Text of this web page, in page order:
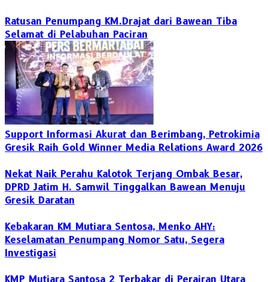
Ratusan Penumpang KM.Drajat dari Bawean Tiba
Selamat di Pelabuhan Paciran
Support Informasi Akurat dan Berimbang, Petrokimia
Gresik Raih Gold Winner Media Relations Award 2026
Nekat Naik Perahu Kalotok Terjang Ombak Besar,
DPRD Jatim H. Samwil Tinggalkan Bawean Menuju
Gresik Daratan
Kebakaran KM Mutiara Sentosa, Menko AHY:
Keselamatan Penumpang Nomor Satu, Segera
Investigasi
KMP Mutiara Santosa 2 Terbakar di Perairan Utara